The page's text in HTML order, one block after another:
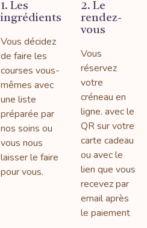
1. Les
ingrédients
Vous décidez
de faire les
courses vous-
mêmes avec
une liste
préparée par
nos soins ou
vous nous
laisser le faire
pour vous.
2. Le
rendez-
vous
Vous
réservez
votre
créneau en
ligne. avec le
QR sur votre
carte cadeau
ou avec le
lien que vous
recevez par
email après
le paiement